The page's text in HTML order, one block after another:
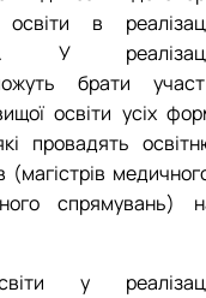
в
У
брати
освіти усіх
провадять
(магістрів
спрямувань)
у